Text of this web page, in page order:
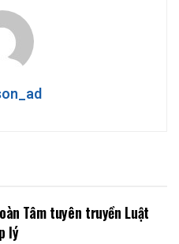
Tâm tuyên truyền Luật
lý